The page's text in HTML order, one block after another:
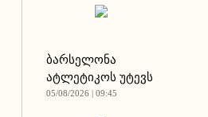
ბარსელონა
ატლეტიკოს უტევს
05/08/2026 | 09:45